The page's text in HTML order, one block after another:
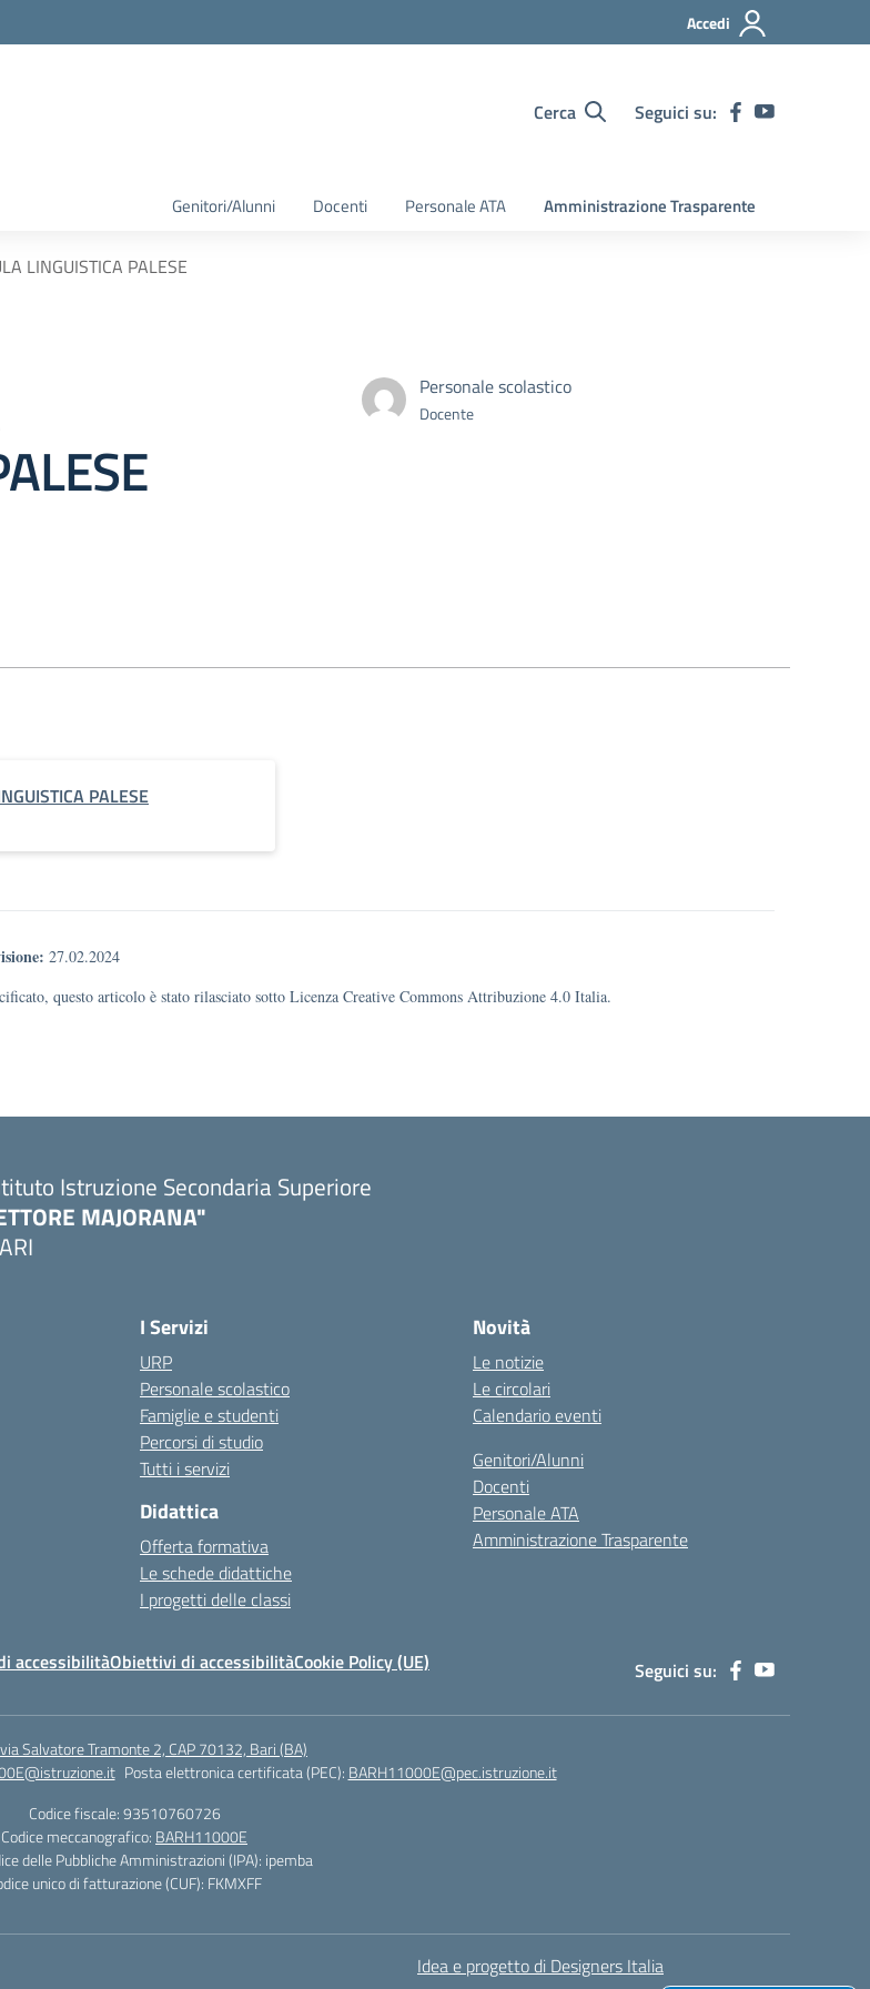
Accedi
Cerca Seguici su:
Genitori/Alunni Docenti Personale ATA Amministrazione Trasparente
LINGUISTICA PALESE
Personale scolastico
Docente
PALESE
27.02.2024
questo articolo è stato rilasciato sotto Licenza Creative Commons Attribuzione 4.0 Italia.
Istruzione Secondaria Superiore
MAJORANA"
I Servizi
URP
Personale scolastico
Famiglie e studenti
Percorsi di studio
Tutti i servizi
Didattica
Offerta formativa
Le schede didattiche
I progetti delle classi
Novità
Le notizie
Le circolari
Calendario eventi
Genitori/Alunni
Docenti
Personale ATA
Amministrazione Trasparente
accessibilitàObiettivi di accessibilitàCookie Policy (UE) Seguici su:
via Salvatore Tramonte 2, CAP 70132, Bari (BA)
Posta elettronica certificata (PEC): BARH11000E@pec.istruzione.it
Codice fiscale: 93510760726
Codice meccanografico: BARH11000E
delle Pubbliche Amministrazioni (IPA): ipemba
unico di fatturazione (CUF): FKMXFF
Idea e progetto di Designers Italia